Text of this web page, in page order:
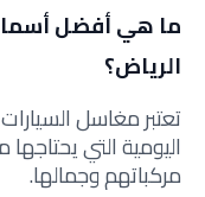
ما هي أفضل
الرياض؟
تعتبر مغاسل
اليومية التي
مركباتهم وجمالها.